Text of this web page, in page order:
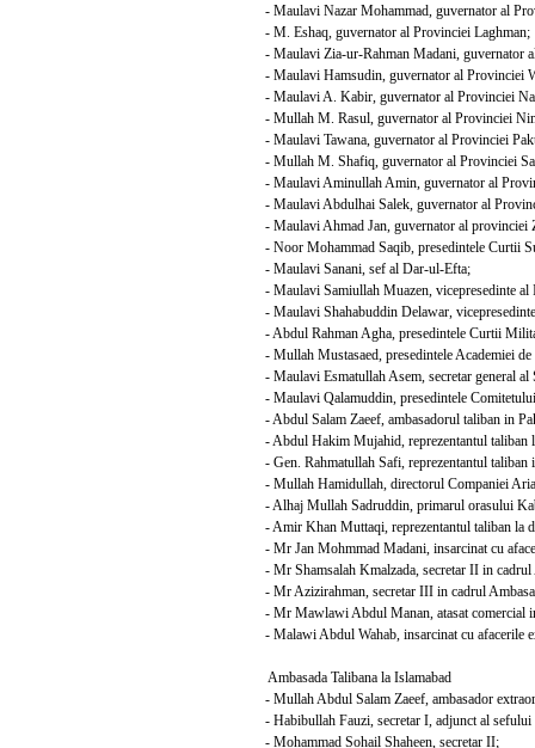
- Maulavi Nazar Mohammad, guvernator al
- M. Eshaq, guvernator al Provinciei Laghman;
- Maulavi Zia-ur-Rahman Madani, guvernator
- Maulavi Hamsudin, guvernator al Provinciei
- Maulavi A. Kabir, guvernator al Provinciei
- Mullah M. Rasul, guvernator al Provinciei
- Maulavi Tawana, guvernator al Provinciei
- Mullah M. Shafiq, guvernator al Provinciei
- Maulavi Aminullah Amin, guvernator al
- Maulavi Abdulhai Salek, guvernator al
- Maulavi Ahmad Jan, guvernator al provinciei
- Noor Mohammad Saqib, presedintele Curtii
- Maulavi Sanani, sef al Dar-ul-Efta;
- Maulavi Samiullah Muazen, vicepresedinte al
- Maulavi Shahabuddin Delawar,
- Abdul Rahman Agha, presedintele Curtii
- Mullah Mustasaed, presedintele Academiei de
- Maulavi Esmatullah Asem, secretar general
- Maulavi Qalamuddin, presedintele
- Abdul Salam Zaeef, ambasadorul taliban in
- Abdul Hakim Mujahid, reprezentantul taliban
- Gen. Rahmatullah Safi, reprezentantul taliban
- Mullah Hamidullah, directorul Companiei
- Alhaj Mullah Sadruddin, primarul orasului
- Amir Khan Muttaqi, reprezentantul taliban la
- Mr Jan Mohmmad Madani, insarcinat cu
- Mr Shamsalah Kmalzada, secretar II in cadrul
- Mr Azizirahman, secretar III in cadrul
- Mr Mawlawi Abdul Manan, atasat comercial
- Malawi Abdul Wahab, insarcinat cu afacerile
Ambasada Talibana la Islamabad
- Mullah Abdul Salam Zaeef, ambasador
- Habibullah Fauzi, secretar I, adjunct al
- Mohammad Sohail Shaheen, secretar II;